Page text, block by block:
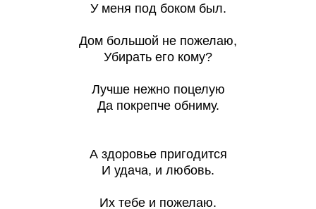
У меня под боком был.
Дом большой не пожелаю,
Убирать его кому?
Лучше нежно поцелую
Да покрепче обниму.
А здоровье пригодится
И удача, и любовь.
Их тебе и пожелаю.